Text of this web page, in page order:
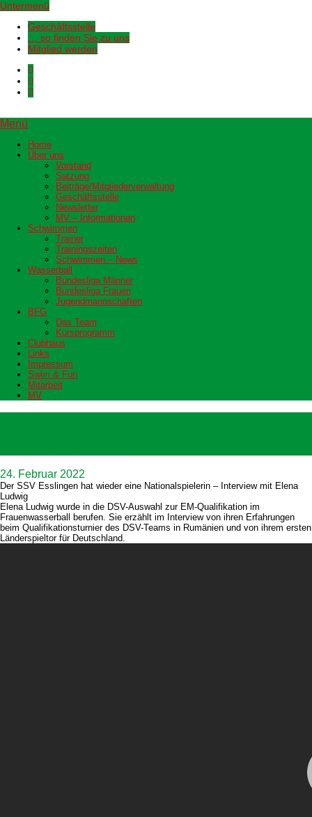
Untermenü
Geschäftsstelle
… so finden Sie zu uns
Mitglied werden
Menü
Home
Über uns
Vorstand
Satzung
Beiträge/Mitgliederverwaltung
Geschäftsstelle
Newsletter
MV – Informationen
Schwimmen
Trainer
Trainingszeiten
Schwimmen – News
Wasserball
Bundesliga Männer
Bundesliga Frauen
Jugendmannschaften
BFG
Das Team
Kursprogramm
Clubhaus
Links
Impressum
Swim & Fun
Mitarbeit
MV
24. Februar 2022
Der SSV Esslingen hat wieder eine Nationalspielerin – Interview mit Elena
Ludwig
Elena Ludwig wurde in die DSV-Auswahl zur EM-Qualifikation im
Frauenwasserball berufen. Sie erzählt im Interview von ihren Erfahrungen
beim Qualifikationsturnier des DSV-Teams in Rumänien und von ihrem ersten
Länderspieltor für Deutschland.